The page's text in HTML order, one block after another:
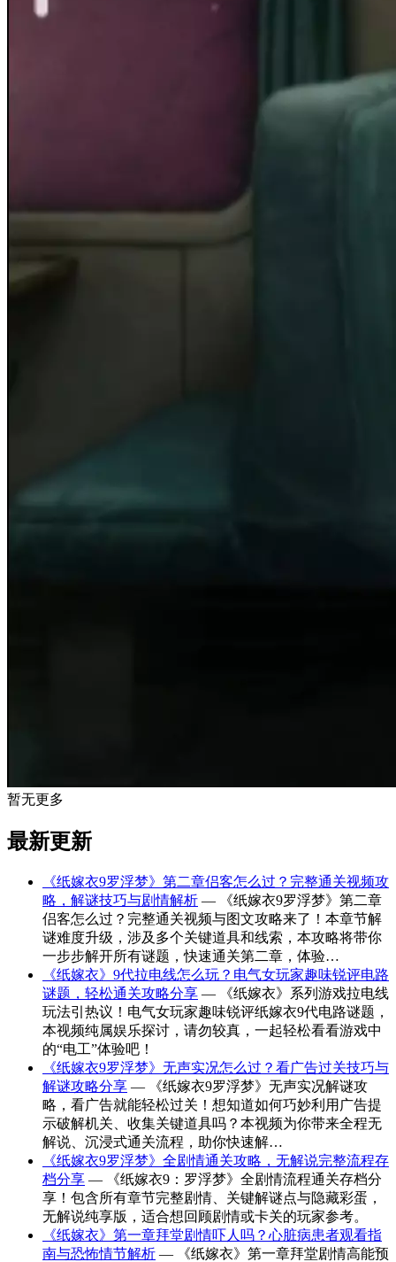
暂无更多
最新更新
《纸嫁衣9罗浮梦》第二章侣客怎么过？完整通关视频攻
略，解谜技巧与剧情解析 — 《纸嫁衣9罗浮梦》第二章
侣客怎么过？完整通关视频与图文攻略来了！本章节解
谜难度升级，涉及多个关键道具和线索，本攻略将带你
一步步解开所有谜题，快速通关第二章，体验…
《纸嫁衣》9代拉电线怎么玩？电气女玩家趣味锐评电路
谜题，轻松通关攻略分享 — 《纸嫁衣》系列游戏拉电线
玩法引热议！电气女玩家趣味锐评纸嫁衣9代电路谜题，
本视频纯属娱乐探讨，请勿较真，一起轻松看看游戏中
的“电工”体验吧！
《纸嫁衣9罗浮梦》无声实况怎么过？看广告过关技巧与
解谜攻略分享 — 《纸嫁衣9罗浮梦》无声实况解谜攻
略，看广告就能轻松过关！想知道如何巧妙利用广告提
示破解机关、收集关键道具吗？本视频为你带来全程无
解说、沉浸式通关流程，助你快速解…
《纸嫁衣9罗浮梦》全剧情通关攻略，无解说完整流程存
档分享 — 《纸嫁衣9：罗浮梦》全剧情流程通关存档分
享！包含所有章节完整剧情、关键解谜点与隐藏彩蛋，
无解说纯享版，适合想回顾剧情或卡关的玩家参考。
《纸嫁衣》第一章拜堂剧情吓人吗？心脏病患者观看指
南与恐怖情节解析 — 《纸嫁衣》第一章拜堂剧情高能预